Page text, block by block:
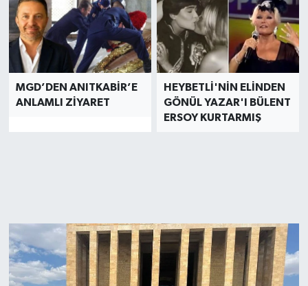
MGD’DEN ANITKABİR’E
ANLAMLI ZİYARET
HEYBETLİ'NİN ELİNDEN
GÖNÜL YAZAR'I BÜLENT
ERSOY KURTARMIŞ